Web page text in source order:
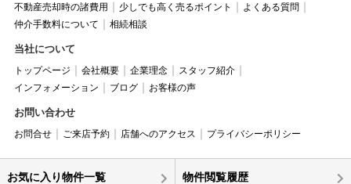
不動産売却時の諸費用
少しでも高く売るポイント
よくある質問
仲介手数料について
相続相談
当社について
トップページ 会社概要 企業理念
スタッフ紹介
インフォメーション
ブログ お客様の声
お問い合わせ
お問合せ ご来店予約 店舗へのアクセス プライバシーポリシー
お気に入り物件一覧 物件閲覧履歴